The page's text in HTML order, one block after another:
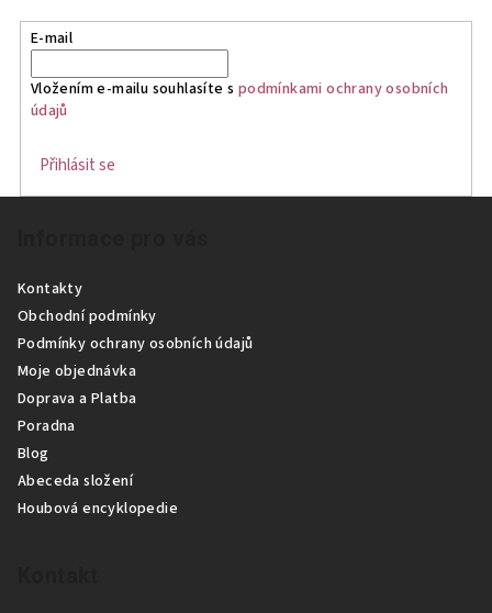
E-mail
Vložením e-mailu souhlasíte s podmínkami ochrany osobních
údajů
Přihlásit se
Kontakty
Obchodní podmínky
Podmínky ochrany osobních údajů
Moje objednávka
Doprava a Platba
Poradna
Blog
Abeceda složení
Houbová encyklopedie